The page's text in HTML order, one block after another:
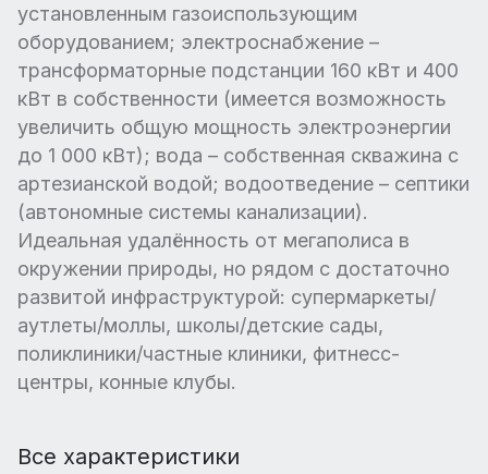
установленным газоиспользующим
оборудованием; электроснабжение –
трансформаторные подстанции 160 кВт и 400
кВт в собственности (имеется возможность
увеличить общую мощность электроэнергии
до 1 000 кВт); вода – собственная скважина с
артезианской водой; водоотведение – септики
(автономные системы канализации).
Идеальная удалённость от мегаполиса в
окружении природы, но рядом с достаточно
развитой инфраструктурой: супермаркеты/
аутлеты/моллы, школы/детские сады,
поликлиники/частные клиники, фитнесс-
центры, конные клубы.
Все характеристики